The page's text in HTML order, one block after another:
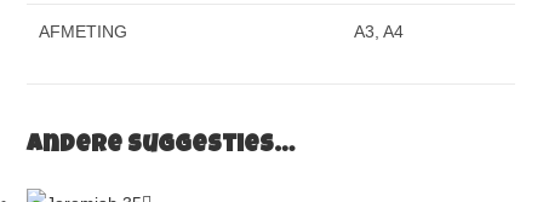
AFMETING A3, A4
Andere suggesties…